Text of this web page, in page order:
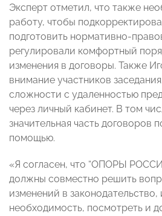
Эксперт отметил, что также
работу, чтобы
подготовить нормативно-
регулировали комфортный
изменения в договоры. Также
внимание участников
сложности с удаленностью
через личный кабинет. В том
значительная часть договоров
помощью.
«Я согласен, что “ОПОРЫ
должны совместно решить
изменений в законодательство,
необходимость, посмотреть и